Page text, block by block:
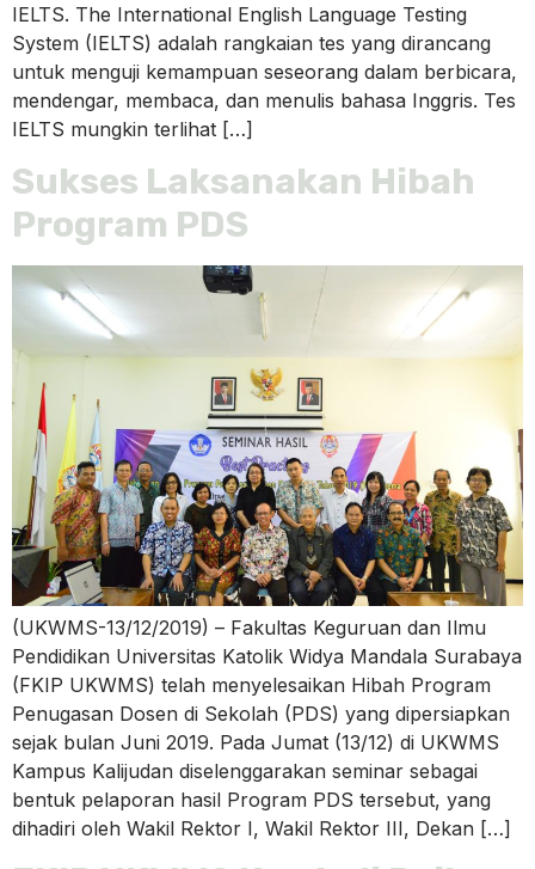
IELTS. The International English Language Testing
System (IELTS) adalah rangkaian tes yang dirancang
untuk menguji kemampuan seseorang dalam berbicara,
mendengar, membaca, dan menulis bahasa Inggris. Tes
IELTS mungkin terlihat […]
Sukses Laksanakan Hibah
Program PDS
(UKWMS-13/12/2019) – Fakultas Keguruan dan Ilmu
Pendidikan Universitas Katolik Widya Mandala Surabaya
(FKIP UKWMS) telah menyelesaikan Hibah Program
Penugasan Dosen di Sekolah (PDS) yang dipersiapkan
sejak bulan Juni 2019. Pada Jumat (13/12) di UKWMS
Kampus Kalijudan diselenggarakan seminar sebagai
bentuk pelaporan hasil Program PDS tersebut, yang
dihadiri oleh Wakil Rektor I, Wakil Rektor III, Dekan […]